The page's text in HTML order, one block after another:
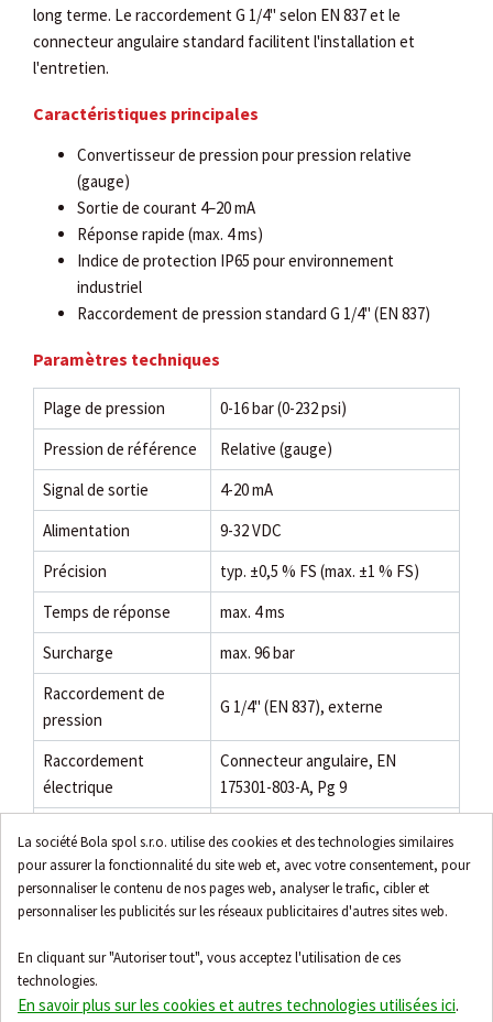
La société Bola spol s.r.o. utilise des cookies et des technologies similaires
pour assurer la fonctionnalité du site web et, avec votre consentement, pour
personnaliser le contenu de nos pages web, analyser le trafic, cibler et
personnaliser les publicités sur les réseaux publicitaires d'autres sites web.
En cliquant sur "Autoriser tout", vous acceptez l'utilisation de ces
technologies.
En savoir plus sur les cookies et autres technologies utilisées ici.
long terme. Le raccordement G 1/4" selon EN 837 et le
connecteur angulaire standard facilitent l'installation et
l'entretien.
Caractéristiques principales
Convertisseur de pression pour pression relative
(gauge)
Sortie de courant 4–20 mA
Réponse rapide (max. 4 ms)
Indice de protection IP65 pour environnement
industriel
Raccordement de pression standard G 1/4" (EN 837)
Paramètres techniques
Plage de pression
0-16 bar (0-232 psi)
Pression de référence
Relative (gauge)
Signal de sortie
4-20 mA
Alimentation
9-32 VDC
Précision
typ. ±0,5 % FS (max. ±1 % FS)
Temps de réponse
max. 4 ms
Surcharge
max. 96 bar
Raccordement de
pression
G 1/4" (EN 837), externe
Raccordement
électrique
Connecteur angulaire, EN
175301-803-A, Pg 9
Plage de température
du fluide
-40...85 °C
Compensation de
température